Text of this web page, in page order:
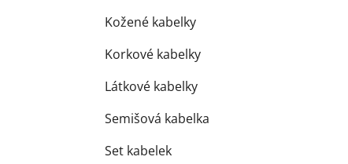
Kožené kabelky
Korkové kabelky
Látkové kabelky
Semišová kabelka
Set kabelek